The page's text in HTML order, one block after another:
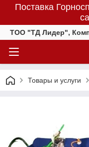
Поставка
ТОО "ТД Лидер",
Товары и услуги